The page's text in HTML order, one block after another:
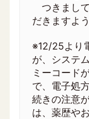
つきまし
だきますよ
※12/25より
が、システ
ミーコード
で、電子処
続きの注意
は、薬歴や